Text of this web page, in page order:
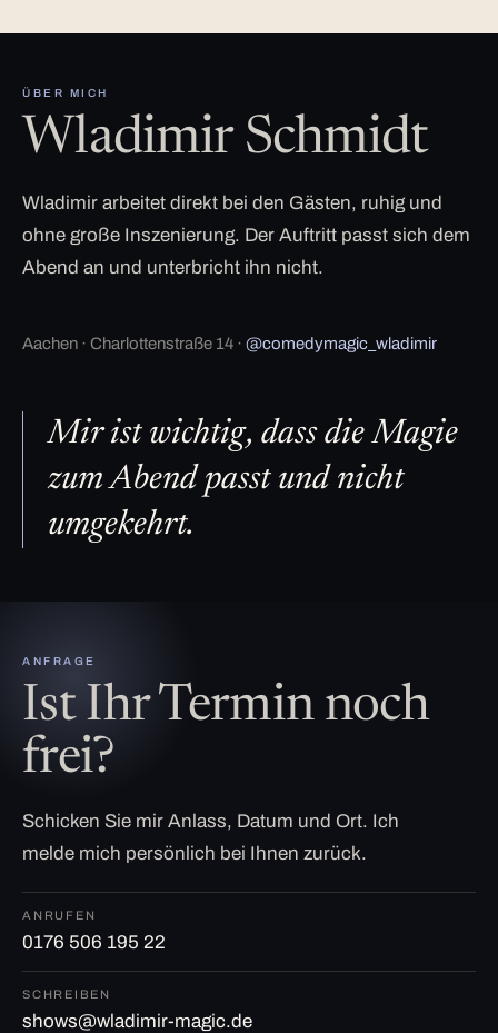
ÜBER MICH
Wladimir Schmidt
Wladimir arbeitet direkt bei den Gästen, ruhig und
ohne große Inszenierung. Der Auftritt passt sich dem
Abend an und unterbricht ihn nicht.
Aachen · Charlottenstraße 14 · @comedymagic_wladimir
Mir ist wichtig, dass die Magie
zum Abend passt und nicht
umgekehrt.
ANFRAGE
Ist Ihr Termin noch
frei?
Schicken Sie mir Anlass, Datum und Ort. Ich
melde mich persönlich bei Ihnen zurück.
ANRUFEN
0176 506 195 22
SCHREIBEN
shows@wladimir-magic.de